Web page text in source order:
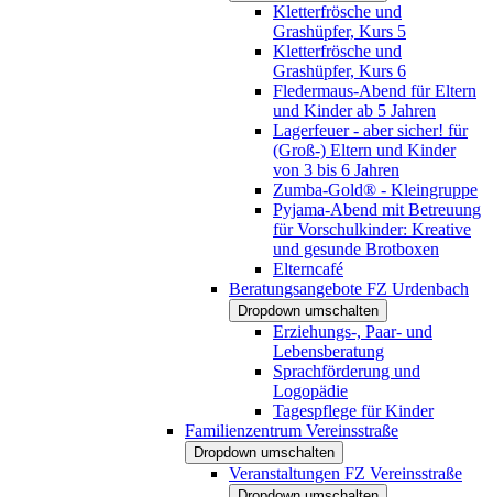
Kletterfrösche und
Grashüpfer, Kurs 5
Kletterfrösche und
Grashüpfer, Kurs 6
Fledermaus-Abend für Eltern
und Kinder ab 5 Jahren
Lagerfeuer - aber sicher! für
(Groß-) Eltern und Kinder
von 3 bis 6 Jahren
Zumba-Gold® - Kleingruppe
Pyjama-Abend mit Betreuung
für Vorschulkinder: Kreative
und gesunde Brotboxen
Elterncafé
Beratungsangebote FZ Urdenbach
Dropdown umschalten
Erziehungs-, Paar- und
Lebensberatung
Sprachförderung und
Logopädie
Tagespflege für Kinder
Familienzentrum Vereinsstraße
Dropdown umschalten
Veranstaltungen FZ Vereinsstraße